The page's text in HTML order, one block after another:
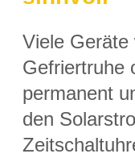
Viele Geräte
Gefriertruhe
permanent
den